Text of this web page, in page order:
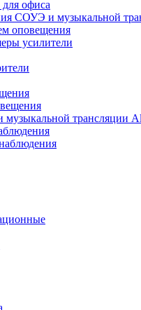
офиса
СОУЭ и музыкальной
оповещения
усилители
трансляции